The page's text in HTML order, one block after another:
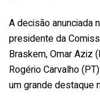
A decisão anunciada
presidente da
Braskem, Omar Aziz
Rogério Carvalho
um grande destaque